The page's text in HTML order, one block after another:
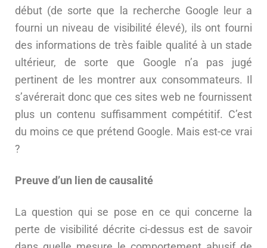
début (de sorte que la recherche Google leur a
fourni un niveau de visibilité élevé), ils ont fourni
des informations de très faible qualité à un stade
ultérieur, de sorte que Google n’a pas jugé
pertinent de les montrer aux consommateurs. Il
s’avérerait donc que ces sites web ne fournissent
plus un contenu suffisamment compétitif. C’est
du moins ce que prétend Google. Mais est-ce vrai
?
Preuve d’un lien de causalité
La question qui se pose en ce qui concerne la
perte de visibilité décrite ci-dessus est de savoir